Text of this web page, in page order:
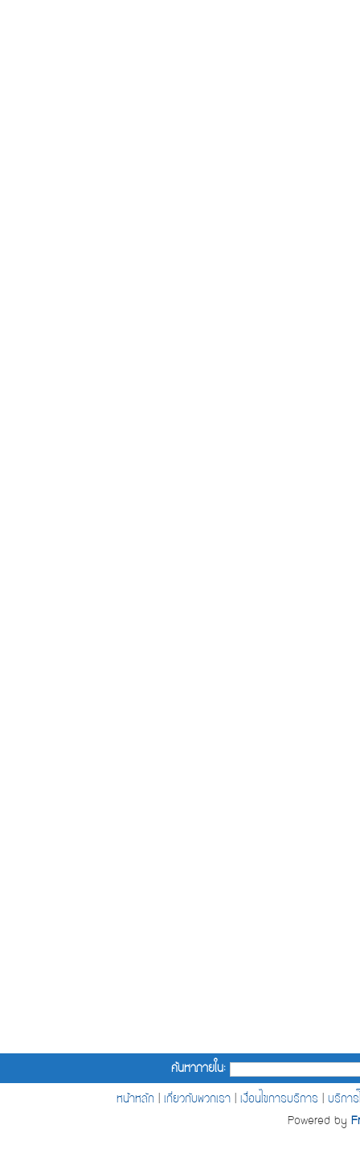
ค้นหาภายใน:
หน้าหลัก เกี่ยวกับพวกเรา เงื่อนไขการบริการ บริกา
Powered by